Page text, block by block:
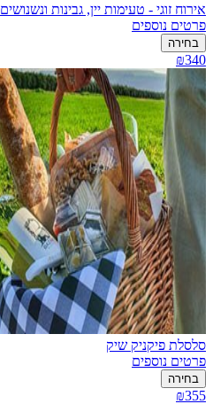
אירוח זוגי - טעימות יין, גבינות ונשנושים
פרטים נוספים
בחירה
₪340
סלסלת פיקניק שיק
פרטים נוספים
בחירה
₪355